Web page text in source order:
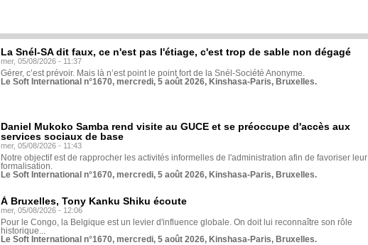
La Snél-SA dit faux, ce n'est pas l'étiage, c'est trop de sable non dégagé
mer, 05/08/2026 - 11:37
Gérer, c’est prévoir. Mais là n’est point le point fort de la Snél-Société Anonyme.
Le Soft International n°1670, mercredi, 5 août 2026, Kinshasa-Paris, Bruxelles.
Daniel Mukoko Samba rend visite au GUCE et se préoccupe d'accès aux
services sociaux de base
mer, 05/08/2026 - 11:43
Notre objectif est de rapprocher les activités informelles de l'administration afin de favoriser leur
formalisation.
Le Soft International n°1670, mercredi, 5 août 2026, Kinshasa-Paris, Bruxelles.
À Bruxelles, Tony Kanku Shiku écoute
mer, 05/08/2026 - 12:06
Pour le Congo, la Belgique est un levier d'influence globale. On doit lui reconnaître son rôle
historique...
Le Soft International n°1670, mercredi, 5 août 2026, Kinshasa-Paris, Bruxelles.